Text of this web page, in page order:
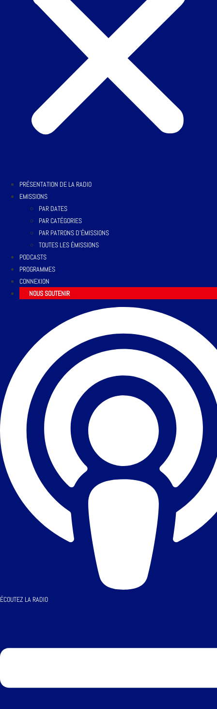
PRÉSENTATION DE LA RADIO
EMISSIONS
PAR DATES
PAR CATÉGORIES
PAR PATRONS D’ÉMISSIONS
TOUTES LES ÉMISSIONS
PODCASTS
PROGRAMMES
CONNEXION
NOUS SOUTENIR
ÉCOUTEZ LA RADIO